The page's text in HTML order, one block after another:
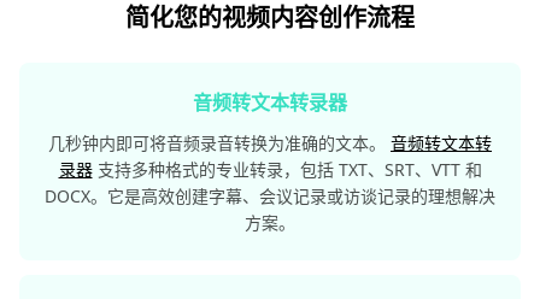
简化您的视频内容创作流程
音频转文本转录器
几秒钟内即可将音频录音转换为准确的文本。 音频转文本转
录器支持多种格式的专业转录，包括 TXT、SRT、VTT 和
DOCX。它是高效创建字幕、会议记录或访谈记录的理想解决
方案。